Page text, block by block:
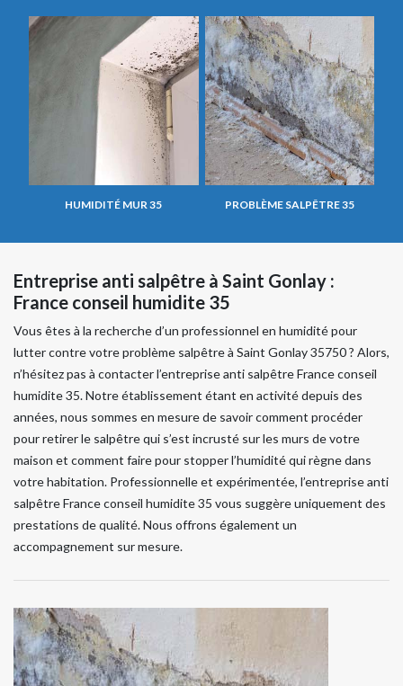
HUMIDITÉ MUR 35 PROBLÈME SALPÊTRE 35
Entreprise anti salpêtre à Saint Gonlay :
France conseil humidite 35
Vous êtes à la recherche d’un professionnel en humidité pour
lutter contre votre problème salpêtre à Saint Gonlay 35750 ? Alors,
n’hésitez pas à contacter l’entreprise anti salpêtre France conseil
humidite 35. Notre établissement étant en activité depuis des
années, nous sommes en mesure de savoir comment procéder
pour retirer le salpêtre qui s’est incrusté sur les murs de votre
maison et comment faire pour stopper l’humidité qui règne dans
votre habitation. Professionnelle et expérimentée, l’entreprise anti
salpêtre France conseil humidite 35 vous suggère uniquement des
prestations de qualité. Nous offrons également un
accompagnement sur mesure.